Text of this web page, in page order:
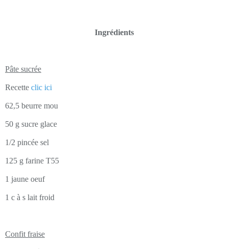
Ingrédients
Pâte sucrée
Recette clic ici
62,5 beurre mou
50 g sucre glace
1/2 pincée sel
125 g farine T55
1 jaune oeuf
1 c à s lait froid
Confit fraise